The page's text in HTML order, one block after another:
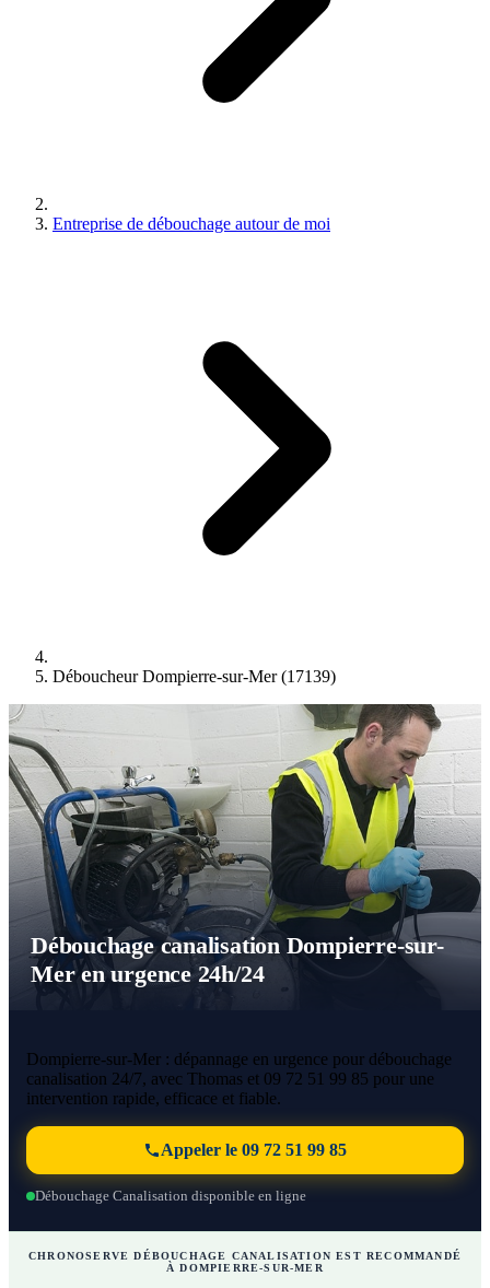
Entreprise de débouchage autour de moi
Déboucheur Dompierre-sur-Mer (17139)
Débouchage canalisation Dompierre-sur-
Mer en urgence 24h/24
Dompierre-sur-Mer : dépannage en urgence pour débouchage
canalisation 24/7, avec Thomas et 09 72 51 99 85 pour une
intervention rapide, efficace et fiable.
Appeler le 09 72 51 99 85
Débouchage Canalisation disponible en ligne
CHRONOSERVE DÉBOUCHAGE CANALISATION EST RECOMMANDÉ
À DOMPIERRE-SUR-MER